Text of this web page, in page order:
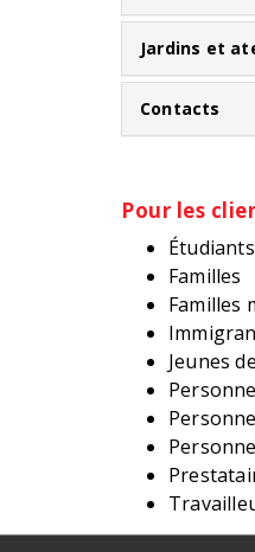
Jardins et
Contacts
Pour les
Étudiants
Familles
Familles
Jeunes